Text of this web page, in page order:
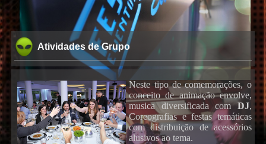
Atividades de Grupo
Neste tipo de comemorações, o
conceito de animação envolve,
musica diversificada comDJ,
Coreografias e festas temáticas
com distribuição de acessórios
alusivos ao tema.